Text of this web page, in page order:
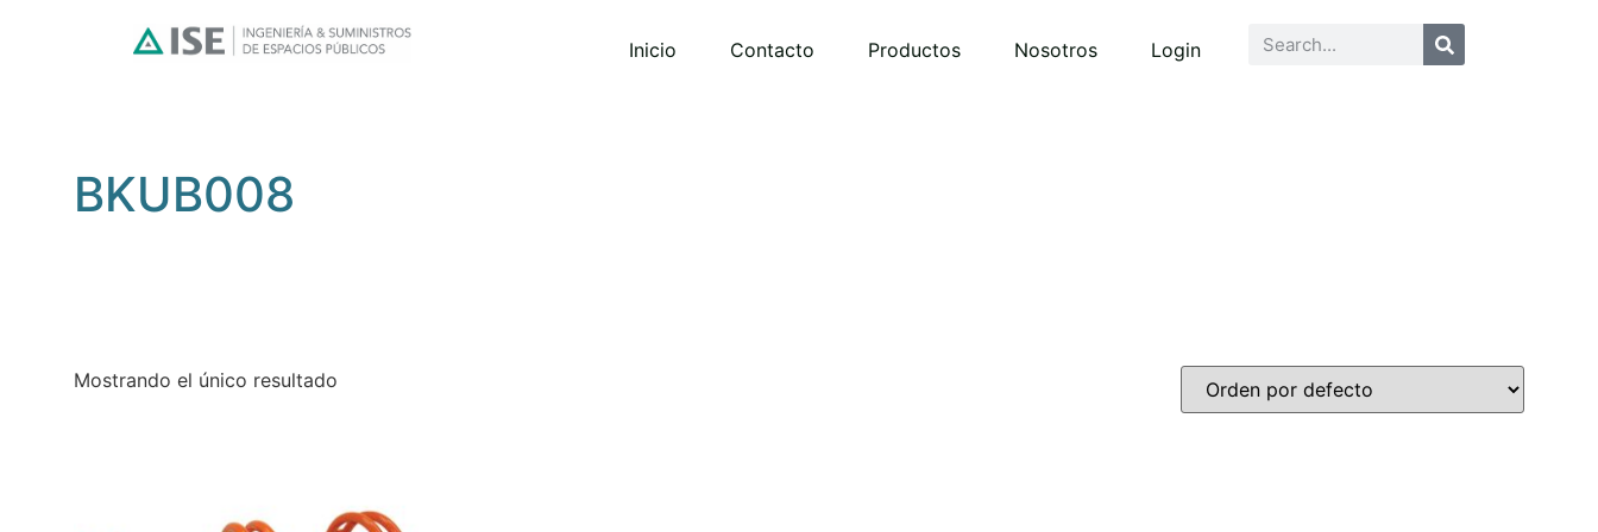
Inicio Contacto Productos Nosotros Login
BKUB008
Mostrando el único resultado